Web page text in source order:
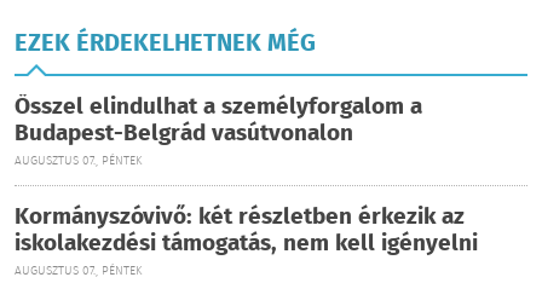
EZEK ÉRDEKELHETNEK MÉG
Ősszel elindulhat a személyforgalom a
Budapest-Belgrád vasútvonalon
AUGUSZTUS 07., PÉNTEK
Kormányszóvivő: két részletben érkezik az
iskolakezdési támogatás, nem kell igényelni
AUGUSZTUS 07., PÉNTEK